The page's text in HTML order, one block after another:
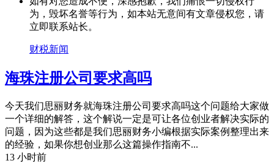
为，毁坏名誉等行为，如本站无意间有文章侵权您，请
立即联系站长。
财税新闻
海珠注册公司要求高吗
今天我们思丽财务就海珠注册公司要求高吗这个问题给大家做
一个详细的解答，这个解说一定是可让各位创业者解决实际的
问题，因为这些都是我们思丽财务小编根据实际案例整理出来
的经验，如果你想创业那么这篇操作指南不...
13 小时前